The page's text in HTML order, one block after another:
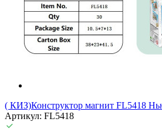
( КИЗ)Конструктор магнит FL5418
Артикул: FL5418